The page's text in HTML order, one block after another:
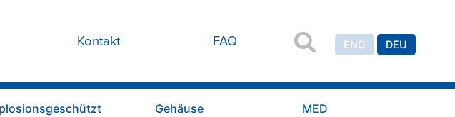
Kontakt FAQ ENG DEU
Gehäuse MED